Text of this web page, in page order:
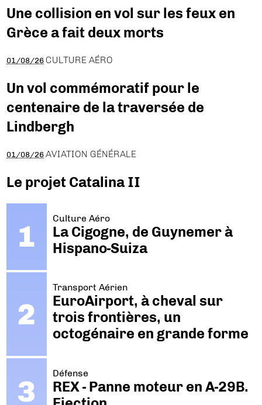
Une collision en vol sur les feux en
Grèce a fait deux morts
01/08/26 CULTURE AÉRO
Un vol commémoratif pour le
centenaire de la traversée de
Lindbergh
01/08/26 AVIATION GÉNÉRALE
Le projet Catalina II
Culture Aéro
La Cigogne, de Guynemer à
Hispano-Suiza
Transport Aérien
EuroAirport, à cheval sur
trois frontières, un
octogénaire en grande forme
Défense
REX - Panne moteur en A-29B.